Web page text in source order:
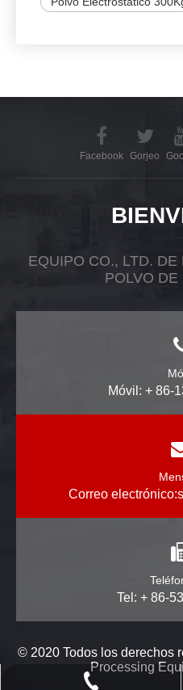
Facebook Gorjeo
EQUIPO CO., LTD.
POLVO DE
Móvil: + 86-
Correo electrónico:
Tel: + 86-
© 2020 Todos los derechos
Processing